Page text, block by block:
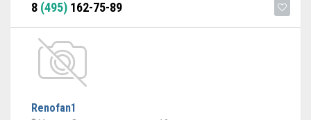
8 (495) 162-75-89
Renofan1